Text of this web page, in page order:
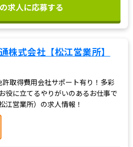
求人に応募する
株式会社【松江営業所】
取得費用会社サポート有り！多彩
役に立てるやりがいのあるお仕事で
江営業所）の求人情報！